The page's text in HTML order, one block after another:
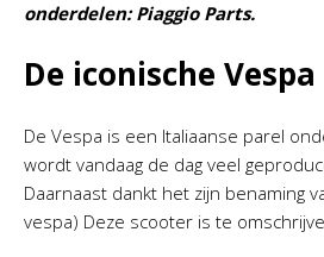
onderdelen: Piaggio Parts.
De iconische Vespa
De Vespa is een Italiaanse parel
wordt vandaag de dag veel
Daarnaast dankt het zijn benaming
vespa) Deze scooter is te